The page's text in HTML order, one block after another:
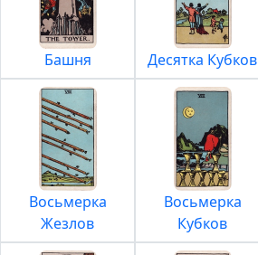
Башня Десятка Кубков
Восьмерка
Жезлов
Восьмерка
Кубков